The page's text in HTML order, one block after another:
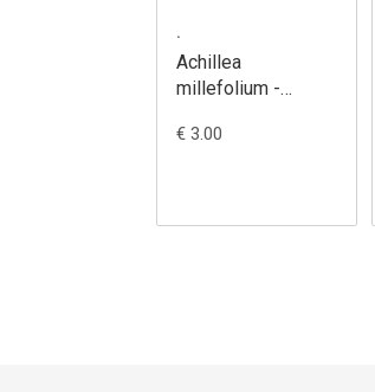
.
Achillea
millefolium -
gewoon
€ 3.00